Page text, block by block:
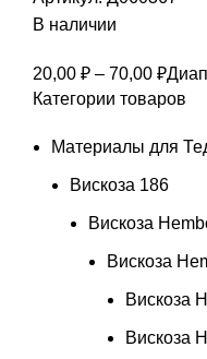
В наличии
20,00 ₽ – 70,00 ₽
Категории товаров
Материалы для
Вискоза 186
Вискоза
Вискоза
Вискоза
Вискоза